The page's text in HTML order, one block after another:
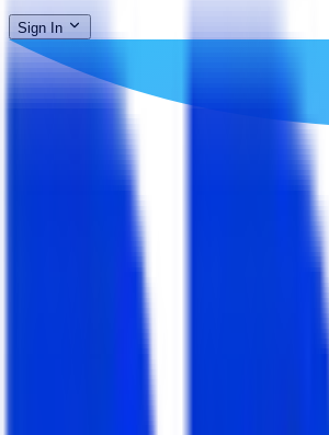
Sign In